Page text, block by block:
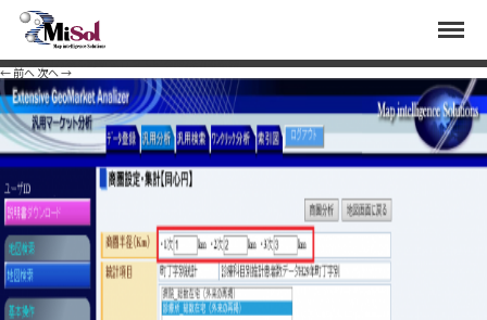
tou6
2020年7月31日
者数の算出方法と透析を行っている診療所の検索.
← 前へ次へ →